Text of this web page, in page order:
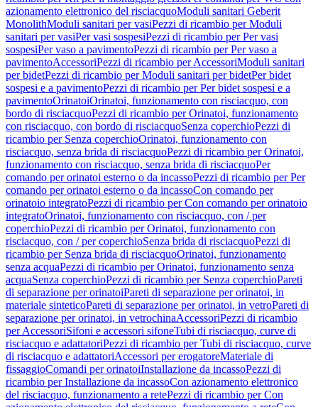
azionamento elettronico del risciacquoModuli sanitari Geberit
MonolithModuli sanitari per vasiPezzi di ricambio per Moduli
sanitari per vasiPer vasi sospesiPezzi di ricambio per Per vasi
sospesiPer vaso a pavimentoPezzi di ricambio per Per vaso a
pavimentoAccessoriPezzi di ricambio per AccessoriModuli sanitari
per bidetPezzi di ricambio per Moduli sanitari per bidetPer bidet
sospesi e a pavimentoPezzi di ricambio per Per bidet sospesi e a
pavimentoOrinatoiOrinatoi, funzionamento con risciacquo, con
bordo di risciacquoPezzi di ricambio per Orinatoi, funzionamento
con risciacquo, con bordo di risciacquoSenza coperchioPezzi di
ricambio per Senza coperchioOrinatoi, funzionamento con
risciacquo, senza brida di risciacquoPezzi di ricambio per Orinatoi,
funzionamento con risciacquo, senza brida di risciacquoPer
comando per orinatoi esterno o da incassoPezzi di ricambio per Per
comando per orinatoi esterno o da incassoCon comando per
orinatoio integratoPezzi di ricambio per Con comando per orinatoio
integratoOrinatoi, funzionamento con risciacquo, con / per
coperchioPezzi di ricambio per Orinatoi, funzionamento con
risciacquo, con / per coperchioSenza brida di risciacquoPezzi di
ricambio per Senza brida di risciacquoOrinatoi, funzionamento
senza acquaPezzi di ricambio per Orinatoi, funzionamento senza
acquaSenza coperchioPezzi di ricambio per Senza coperchioPareti
di separazione per orinatoiPareti di separazione per orinatoi, in
materiale sinteticoPareti di separazione per orinatoi, in vetroPareti di
separazione per orinatoi, in vetrochinaAccessoriPezzi di ricambio
per AccessoriSifoni e accessori sifoneTubi di risciacquo, curve di
risciacquo e adattatoriPezzi di ricambio per Tubi di risciacquo, curve
di risciacquo e adattatoriAccessori per erogatoreMateriale di
fissaggioComandi per orinatoiInstallazione da incassoPezzi di
ricambio per Installazione da incassoCon azionamento elettronico
del risciacquo, funzionamento a retePezzi di ricambio per Con